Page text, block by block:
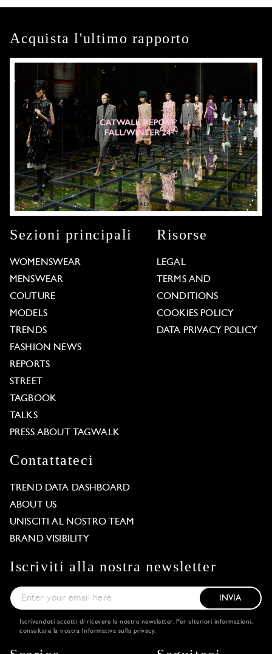
Acquista l'ultimo rapporto
Sezioni principali
WOMENSWEAR
MENSWEAR
COUTURE
MODELS
TRENDS
FASHION NEWS
REPORTS
STREET
TAGBOOK
TALKS
PRESS ABOUT TAGWALK
Risorse
LEGAL
TERMS AND
CONDITIONS
COOKIES POLICY
DATA PRIVACY POLICY
Contattateci
TREND DATA DASHBOARD
ABOUT US
UNISCITI AL NOSTRO TEAM
BRAND VISIBILITY
Iscriviti alla nostra newsletter
INVIA
Iscrivendoti accetti di ricevere le nostre newsletter. Per ulteriori informazioni,
consultare la nostra
Informativa sulla privacy.